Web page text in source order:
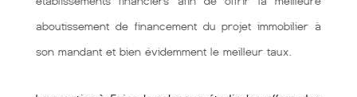
aboutissement de financement du projet immobilier à
son mandant et bien évidemment le meilleur taux.